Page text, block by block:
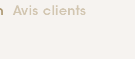
Avis clients